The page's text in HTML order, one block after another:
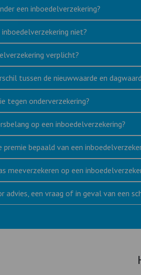
een inboedelverzekering?
niet?
verplicht?
tussen de nieuwwaarde en
tegen onderverzekering?
op een inboedelverzekering?
bepaald van een
meeverzekeren op een
advies, een vraag of in geval van een